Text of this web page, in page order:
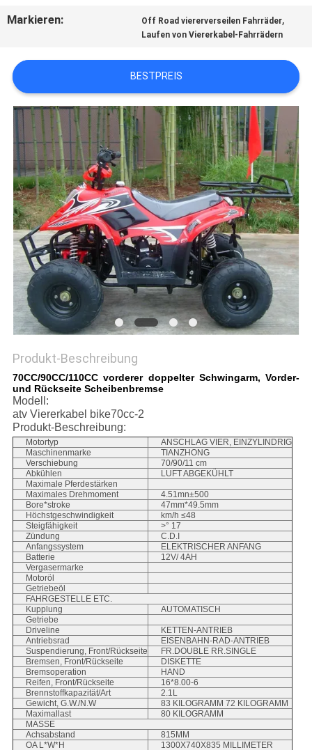
EIN
ZITAT
SITEMAP
DATENSCHUTZRICHTLINIE
Markieren: Off Road viererverseilen Fahrräder,
Laufen von Viererkabel-Fahrrädern
BESTPREIS
Produkt-Beschreibung
70CC/90CC/110CC vorderer doppelter Schwingarm, Vorder-
und Rückseite Scheibenbremse
Modell:
atv Viererkabel bike70cc-2
Produkt-Beschreibung:
Motortyp
ANSCHLAG VIER, EINZYLINDRIG
Maschinenmarke
TIANZHONG
Verschiebung
70/90/11 cm
Abkühlen
LUFT ABGEKÜHLT
Maximale Pferdestärken
Maximales Drehmoment
4.51mn±500
Bore*stroke
47mm*49.5mm
Höchstgeschwindigkeit
km/h ≤48
Steigfähigkeit
>° 17
Zündung
C.D.I
Anfangssystem
ELEKTRISCHER ANFANG
Batterie
12V/ 4AH
Vergasermarke
Motoröl
Getriebeöl
FAHRGESTELLE ETC.
Kupplung
AUTOMATISCH
Getriebe
Driveline
KETTEN-ANTRIEB
Antriebsrad
EISENBAHN-RAD-ANTRIEB
Suspendierung, Front/Rückseite
FR.DOUBLE RR.SINGLE
Bremsen, Front/Rückseite
DISKETTE
Bremsoperation
HAND
Reifen, Front/Rückseite
16*8.00-6
Brennstoffkapazität/Art
2.1L
Gewicht, G.W./N.W
83 KILOGRAMM 72 KILOGRAMM
Maximallast
80 KILOGRAMM
MASSE
Achsabstand
815MM
OA L*W*H
1300X740X835 MILLIMETER